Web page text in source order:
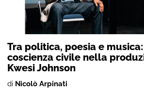
Tra politica, poesia e
coscienza civile nella
Kwesi Johnson
di Nicolò Arpinati